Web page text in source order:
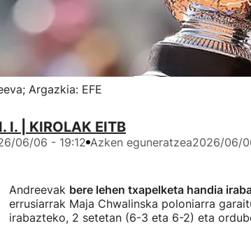
Argazkia: EFE
I. | KIROLAK EITB
06/06 - 19:12 Azken eguneratzea2026/06/
Andreevak bere lehen txapelketa handia
errusiarrak Maja Chwalinska poloniarra
irabazteko, 2 setetan (6-3 eta 6-2) eta